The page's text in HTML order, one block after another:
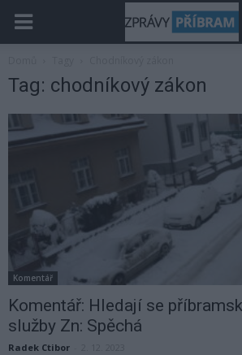
Tag: chodníkový zákon
Komentář
Komentář: Hledají se
služby Zn: Spěchá
Radek Ctibor